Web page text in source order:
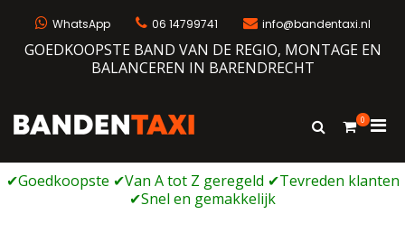
WhatsApp 06 14799741 info@bandentaxi.nl
GOEDKOOPSTE BAND VAN DE REGIO, MONTAGE EN
BALANCEREN IN BARENDRECHT
Bandengarage met eigen webshop
Toon
0
voor